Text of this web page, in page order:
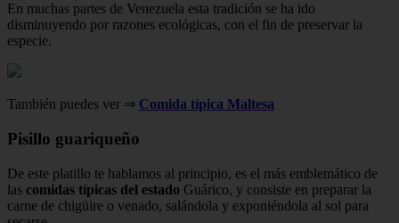
En muchas partes de Venezuela esta tradición se ha ido
disminuyendo por razones ecológicas, con el fin de preservar la
especie.
También puedes ver ⇒ Comida típica Maltesa
Pisillo guariqueño
De este platillo te hablamos al principio, es el más emblemático de
las comidas típicas del estado Guárico, y consiste en preparar la
carne de chigüire o venado, salándola y exponiéndola al sol para